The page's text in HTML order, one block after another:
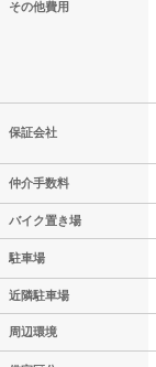
その他費用
保証会社
仲介手数料
バイク置き場
駐車場
近隣駐車場
周辺環境